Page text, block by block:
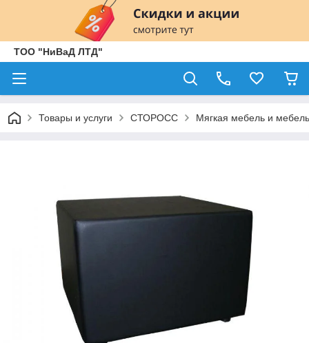
ТОО "НиВаД ЛТД"
Товары и услуги СТОРОСС Мягкая мебель и